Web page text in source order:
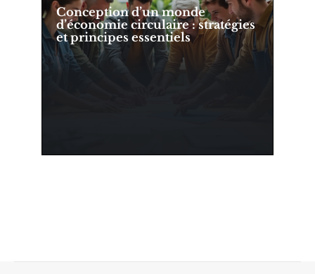
Conception d’un monde
d’économie circulaire : stratégies
et principes essentiels